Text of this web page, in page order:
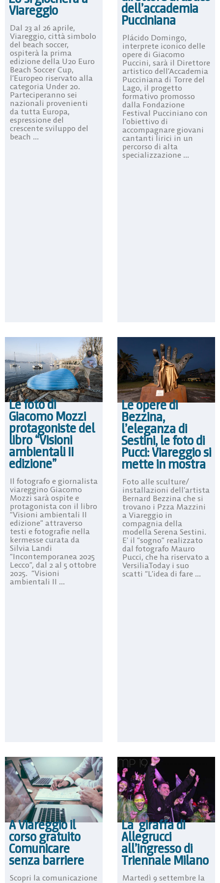
Viareggio
Dal 23 al 26 aprile,
Viareggio, città simbolo
del beach soccer,
ospiterà la prima
edizione della U20 Euro
Beach Soccer Cup,
l’Europeo riservato alla
categoria Under 20.
Parteciperanno sei
nazionali provenienti
da tutta Europa,
espressione del
crescente sviluppo del
beach ...
dell’accademia
Pucciniana
Plácido Domingo,
interprete iconico delle
opere di Giacomo
Puccini, sarà il Direttore
artistico dell’Accademia
Pucciniana di Torre del
Lago, il progetto
formativo promosso
dalla Fondazione
Festival Pucciniano con
l’obiettivo di
accompagnare giovani
cantanti lirici in un
percorso di alta
specializzazione ...
Le foto di
Giacomo Mozzi
protagoniste del
libro “Visioni
ambientali II
edizione”
Il fotografo e giornalista
viareggino Giacomo
Mozzi sarà ospite e
protagonista con il libro
“Visioni ambientali II
edizione” attraverso
testi e fotografie nella
kermesse curata da
Silvia Landi
“Incontemporanea 2025
Lecco”, dal 2 al 5 ottobre
2025. “Visioni
ambientali II ...
Le opere di
Bezzina,
l’eleganza di
Sestini, le foto di
Pucci: Viareggio si
mette in mostra
Foto alle sculture/
installazioni dell’artista
Bernard Bezzina che si
trovano i Pzza Mazzini
a Viareggio in
compagnia della
modella Serena Sestini.
E’ il “sogno” realizzato
dal fotografo Mauro
Pucci, che ha riservato a
VersiliaToday i suo
scatti “L’idea di fare ...
A Viareggio il
corso gratuito
Comunicare
senza barriere
Scopri la comunicazione
La giraffa di
Allegrucci
all’ingresso di
Triennale Milano
Martedì 9 settembre la